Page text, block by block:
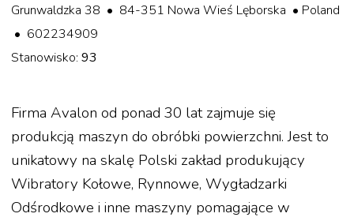
Grunwaldzka 38 • 84-351 Nowa Wieś Lęborska • Poland
• 602234909
Stanowisko:93
Firma Avalon od ponad 30 lat zajmuje się
produkcją maszyn do obróbki powierzchni. Jest to
unikatowy na skalę Polski zakład produkujący
Wibratory Kołowe, Rynnowe, Wygładzarki
Odśrodkowe i inne maszyny pomagające w